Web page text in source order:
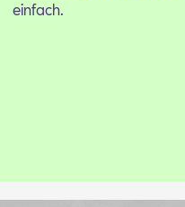
ein­fach.